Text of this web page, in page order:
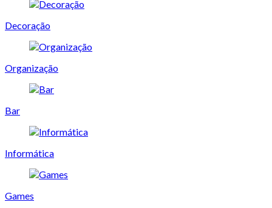
Decoração
Organização
Bar
Informática
Games